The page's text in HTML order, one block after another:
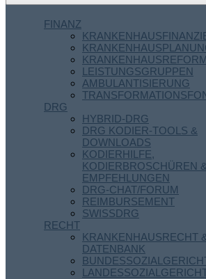
FINANZ
KRANKENHAUSREFORM
LEISTUNGSGRUPPEN
AMBULANTISIERUNG
DRG
HYBRID-DRG
DRG KODIER-TOOLS &
DOWNLOADS
KODIERHILFE,
KODIERBROSCHÜREN
EMPFEHLUNGEN
DRG-CHAT/FORUM
REIMBURSEMENT
SWISSDRG
RECHT
KRANKENHAUSRECHT
DATENBANK